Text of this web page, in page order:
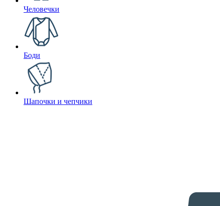
Человечки
Боди
Шапочки и чепчики